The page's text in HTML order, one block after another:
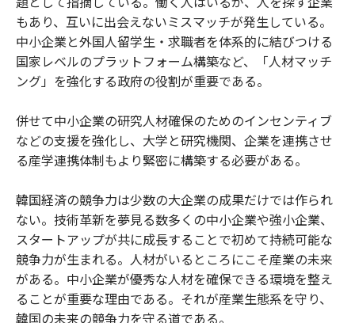
もあり、互いに出会えないミスマッチが発生している。
中小企業と外国人留学生・求職者を体系的に結びつける
国家レベルのプラットフォーム構築など、「人材マッチ
ング」を強化する政府の役割が重要である。
併せて中小企業の研究人材確保のためのインセンティブ
などの支援を強化し、大学と研究機関、企業を連携させ
る産学連携体制もより緊密に構築する必要がある。
韓国経済の競争力は少数の大企業の成果だけでは作られ
ない。技術革新を夢見る数多くの中小企業や強小企業、
スタートアップが共に成長することで初めて持続可能な
競争力が生まれる。人材がいるところにこそ産業の未来
がある。中小企業が優秀な人材を確保できる環境を整え
ることが重要な理由である。それが産業生態系を守り、
韓国の未来の競争力を守る道である。